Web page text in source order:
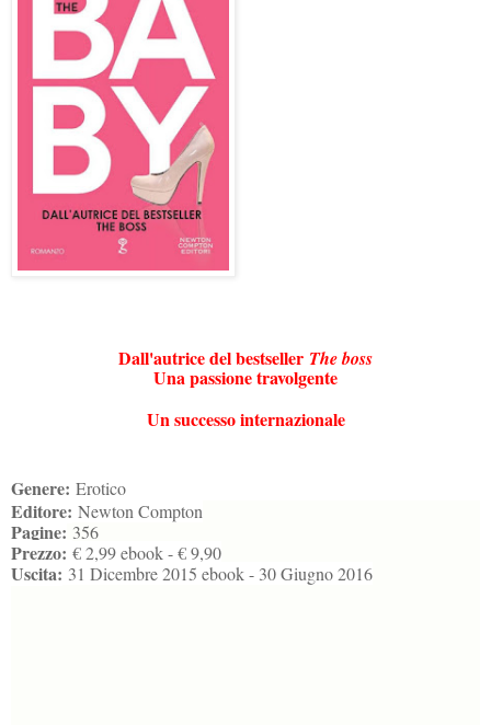
Dall'autrice del bestseller The boss
Una passione travolgente
Un successo internazionale
Genere: Erotico
Editore: Newton Compton
Pagine: 356
Prezzo: € 2,99 ebook - € 9,90
Uscita: 31 Dicembre 2015 ebook - 30 Giugno 2016